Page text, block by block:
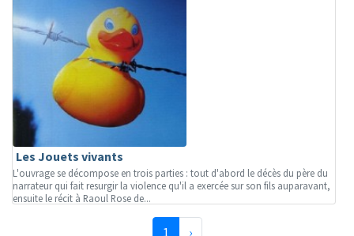
Les Jouets vivants
L'ouvrage se décompose en trois parties : tout d'abord le décès du père du
narrateur qui fait resurgir la violence qu'il a exercée sur son fils auparavant,
ensuite le récit à Raoul Rose de...
1(page courante)
›Suivante